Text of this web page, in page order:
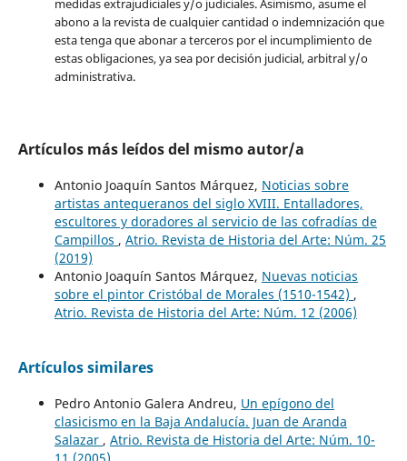
medidas extrajudiciales y/o judiciales. Asimismo, asume el
abono a la revista de cualquier cantidad o indemnización que
esta tenga que abonar a terceros por el incumplimiento de
estas obligaciones, ya sea por decisión judicial, arbitral y/o
administrativa.
Artículos más leídos del mismo autor/a
Antonio Joaquín Santos Márquez, Noticias sobre
artistas antequeranos del siglo XVIII. Entalladores,
escultores y doradores al servicio de las cofradías de
Campillos , Atrio. Revista de Historia del Arte: Núm. 25
(2019)
Antonio Joaquín Santos Márquez, Nuevas noticias
sobre el pintor Cristóbal de Morales (1510-1542) ,
Atrio. Revista de Historia del Arte: Núm. 12 (2006)
Artículos similares
Pedro Antonio Galera Andreu, Un epígono del
clasicismo en la Baja Andalucía. Juan de Aranda
Salazar , Atrio. Revista de Historia del Arte: Núm. 10-